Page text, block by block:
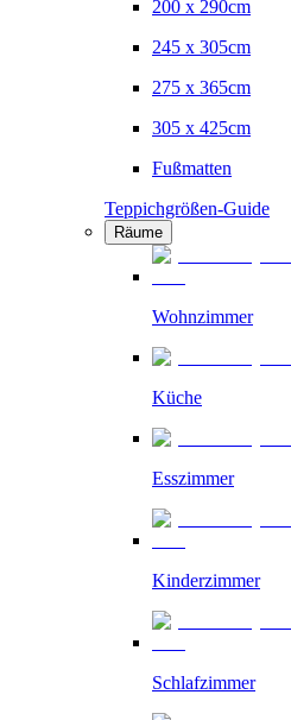
200 x 290cm
245 x 305cm
275 x 365cm
305 x 425cm
Fußmatten
Teppichgrößen-Guide
Räume
Wohnzimmer
Küche
Esszimmer
Kinderzimmer
Schlafzimmer